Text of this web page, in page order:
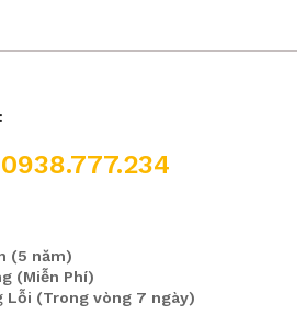
(5 năm)
(Miễn Phí)
Lỗi (Trong vòng 7 ngày)